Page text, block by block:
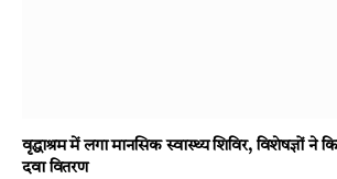
वृद्धाश्रम में लगा मानसिक स्वास्थ्य शिविर, विशेषज्ञों ने
दवा वितरण